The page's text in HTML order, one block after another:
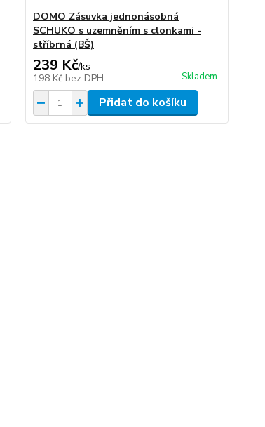
DOMO Zásuvka jednonásobná
SCHUKO s uzemněním s clonkami -
stříbrná (BŠ)
239 Kč/ks
198 Kč bez DPH Skladem
Přidat do košíku